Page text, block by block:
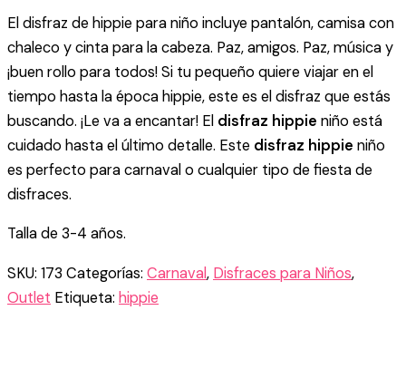
cantidad
El disfraz de hippie para niño incluye pantalón, camisa con
chaleco y cinta para la cabeza. Paz, amigos. Paz, música y
¡buen rollo para todos! Si tu pequeño quiere viajar en el
tiempo hasta la época hippie, este es el disfraz que estás
buscando. ¡Le va a encantar! El disfraz hippie niño está
cuidado hasta el último detalle. Este disfraz hippie niño
es perfecto para carnaval o cualquier tipo de fiesta de
disfraces.
Talla de 3-4 años.
SKU: 173 Categorías: Carnaval, Disfraces para Niños,
Outlet Etiqueta: hippie